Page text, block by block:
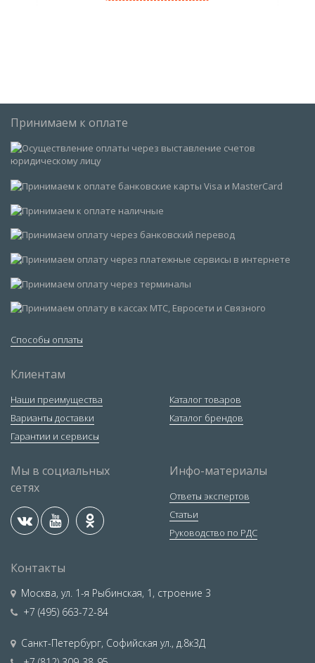
Принимаем к оплате
Способы оплаты
Клиентам
Наши преимущества
Варианты доставки
Гарантии и сервисы
Каталог товаров
Каталог брендов
Мы в социальных
сетях
Инфо-материалы
Ответы экспертов
Статьи
Руководство по РДС
Контакты
Москва, ул. 1-я Рыбинская, 1, строение 3
+7 (495) 663-72-84
Санкт-Петербург, Софийская ул., д.8к3Д